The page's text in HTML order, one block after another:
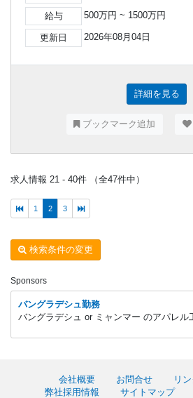
給与 500万円 ~ 1500万円
更新日 2026年08月04日
詳細を見る
ブックマーク追加
求人情報 21 - 40件 （全47件中）
1 2 3
検索条件の変更
Sponsors
バングラデシュ勤務
バングラデシュ or ミャンマー のアパレル
会社概要 お問合せ
リ
弊社採用情報
サイトマップ